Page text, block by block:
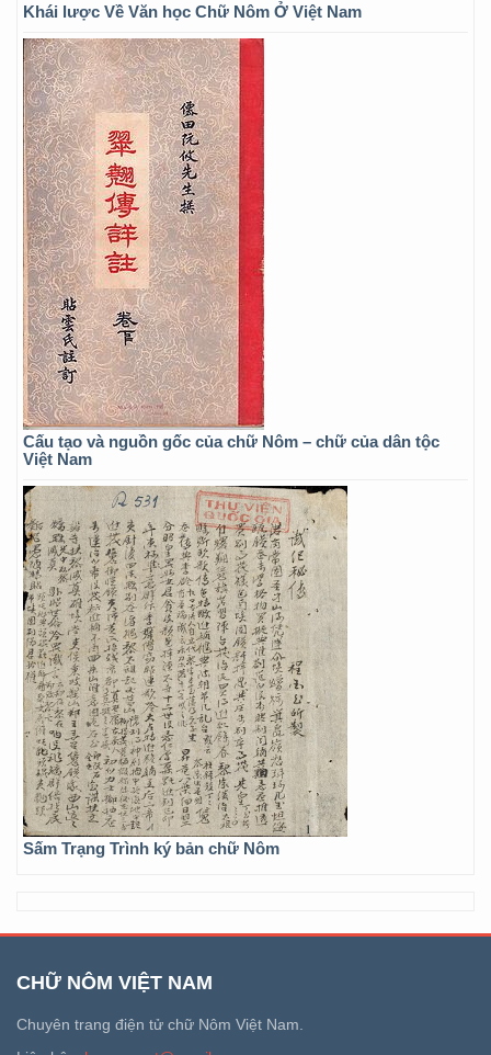
Khái lược Về Văn học Chữ Nôm Ở Việt Nam
Cấu tạo và nguồn gốc của chữ Nôm – chữ của dân tộc
Việt Nam
Sấm Trạng Trình ký bản chữ Nôm
CHỮ NÔM VIỆT NAM
Chuyên trang điện tử chữ Nôm Việt Nam.